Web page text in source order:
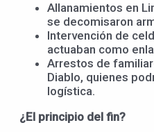
Allanamientos en
se decomisaron
Intervención de
actuaban como
Arrestos de
Diablo, quienes
logística.
¿El principio del fin?